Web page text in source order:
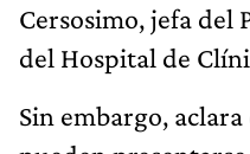
Cersosimo, jefa del
del Hospital de
Sin embargo,